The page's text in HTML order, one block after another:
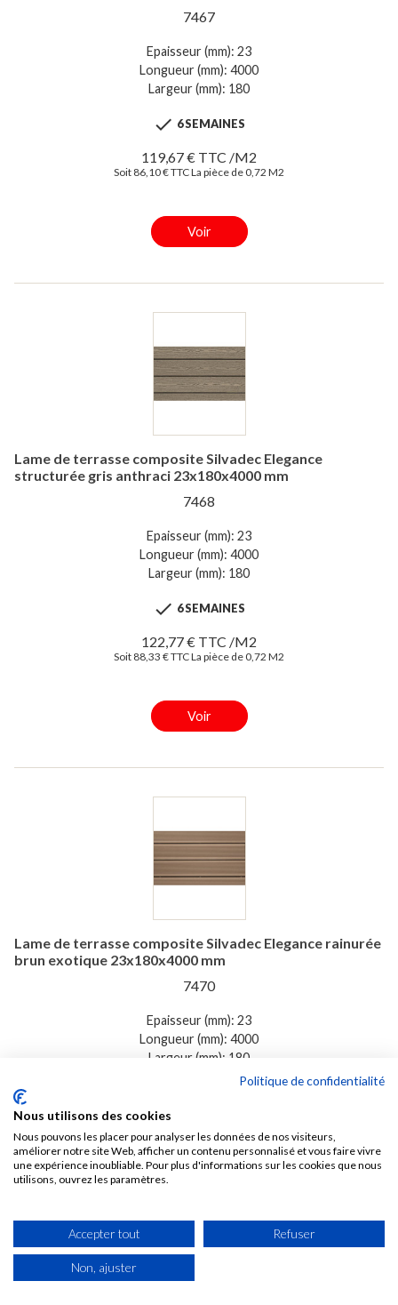
7467
Epaisseur (mm): 23
Longueur (mm): 4000
Largeur (mm): 180
 6 SEMAINES
119,67 € TTC /M2
Soit 86,10 € TTC La pièce de 0,72 M2
Voir
Lame de terrasse composite Silvadec Elegance
structurée gris anthraci 23x180x4000 mm
7468
Epaisseur (mm): 23
Longueur (mm): 4000
Largeur (mm): 180
 6 SEMAINES
122,77 € TTC /M2
Soit 88,33 € TTC La pièce de 0,72 M2
Voir
Lame de terrasse composite Silvadec Elegance rainurée
brun exotique 23x180x4000 mm
7470
Epaisseur (mm): 23
Longueur (mm): 4000
Largeur (mm): 180
Soit 83,83 € TTC La pièce de 0,72 M2
Politique de confidentialité
Nous utilisons des cookies
Nous pouvons les placer pour analyser les données de nos visiteurs,
améliorer notre site Web, afficher un contenu personnalisé et vous faire vivre
une expérience inoubliable. Pour plus d'informations sur les cookies que nous
utilisons, ouvrez les paramètres.
Accepter tout Refuser
Non, ajuster